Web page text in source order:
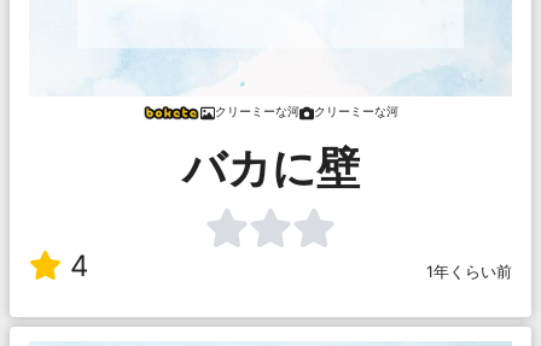
クリーミーな河 クリーミーな河
バカに壁
4 1年くらい前